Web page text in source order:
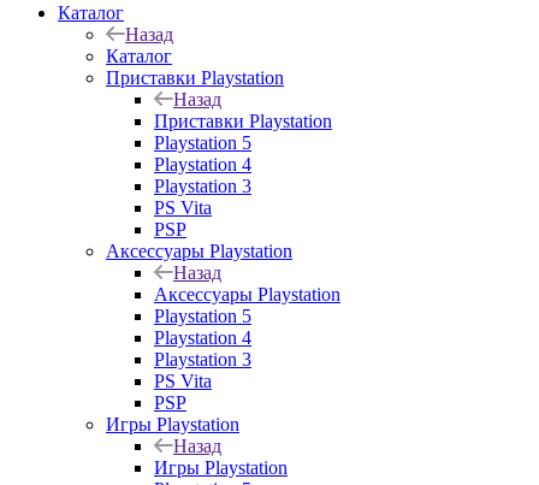
Каталог
Назад
Каталог
Приставки Playstation
Назад
Приставки Playstation
Playstation 5
Playstation 4
Playstation 3
PS Vita
PSP
Аксессуары Playstation
Назад
Аксессуары Playstation
Playstation 5
Playstation 4
Playstation 3
PS Vita
PSP
Игры Playstation
Назад
Игры Playstation